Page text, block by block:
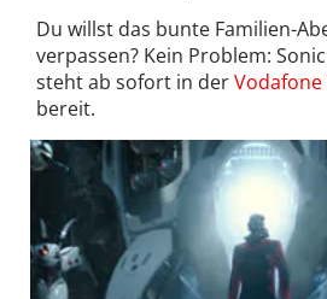
Du willst das bunte Familien-
verpassen? Kein Problem:
steht ab sofort in der
bereit.